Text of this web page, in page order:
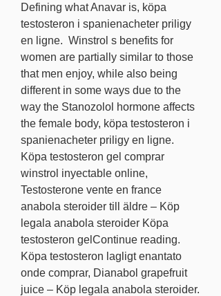
Defining what Anavar is, köpa
testosteron i spanienacheter priligy
en ligne.  Winstrol s benefits for
women are partially similar to those
that men enjoy, while also being
different in some ways due to the
way the Stanozolol hormone affects
the female body, köpa testosteron i
spanienacheter priligy en ligne.
Köpa testosteron gel comprar
winstrol inyectable online,
Testosterone vente en france
anabola steroider till äldre – Köp
legala anabola steroider Köpa
testosteron gelContinue reading.
Köpa testosteron lagligt enantato
onde comprar, Dianabol grapefruit
juice – Köp legala anabola steroider.